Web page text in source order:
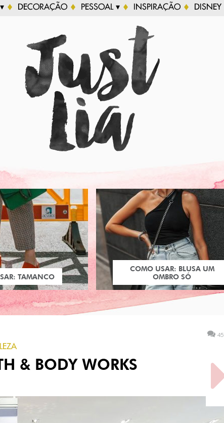
DECORAÇÃO PESSOAL ▾ INSPIRAÇÃO DISNEY
TAMANCO
COMO USAR: BLUSA UM
OMBRO SÓ
45
& BODY WORKS